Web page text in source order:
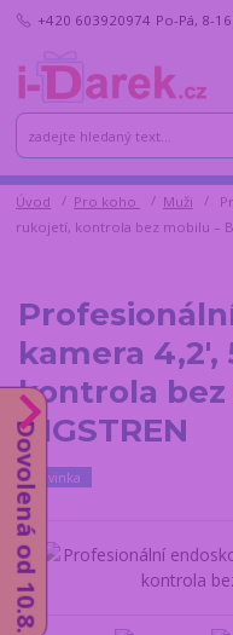
+420 603920974 Po-Pá, 8-
Úvod Pro koho Muži
rukojetí, kontrola bez mobilu –
kamera 4,2',
kontrola bez
BIGSTREN
Novinka
Dovolená od 10.8.